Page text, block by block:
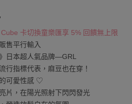
卡切換童樂匯享 5% 回饋無上限
售平行輸入
日本超人氣品牌—GRL
行指標代表，麻豆也在穿！
可愛性感 ♡
片，在陽光照射下閃閃發光